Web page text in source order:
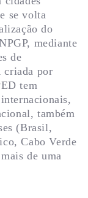
se volta
do
mediante
de
criada por
tem
também
(Brasil,
Cabo Verde
de uma